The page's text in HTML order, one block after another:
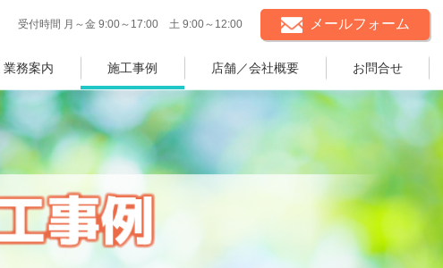
受付時間 月～金 9:00～17:00 土 9:00～12:00 メールフォーム
業務案内 施工事例 店舗／会社概要 お問合せ